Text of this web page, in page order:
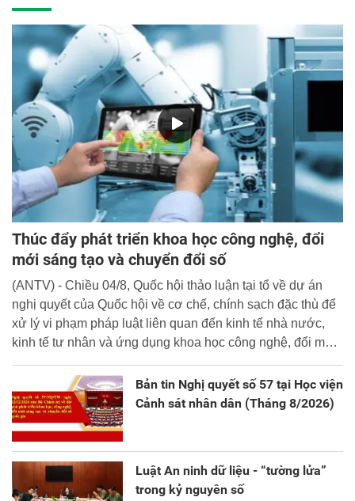
Thúc đẩy phát triển khoa học công nghệ, đổi
mới sáng tạo và chuyển đổi số
(ANTV) - Chiều 04/8, Quốc hội thảo luận tại tổ về dự án
nghị quyết của Quốc hội về cơ chế, chính sạch đặc thù để
xử lý vi phạm pháp luật liên quan đến kinh tế nhà nước,
kinh tế tư nhân và ứng dụng khoa học công nghệ, đổi mới
Bản tin Nghị quyết số 57 tại Học viện
Cảnh sát nhân dân (Tháng 8/2026)
Luật An ninh dữ liệu - “tường lửa”
trong kỷ nguyên số